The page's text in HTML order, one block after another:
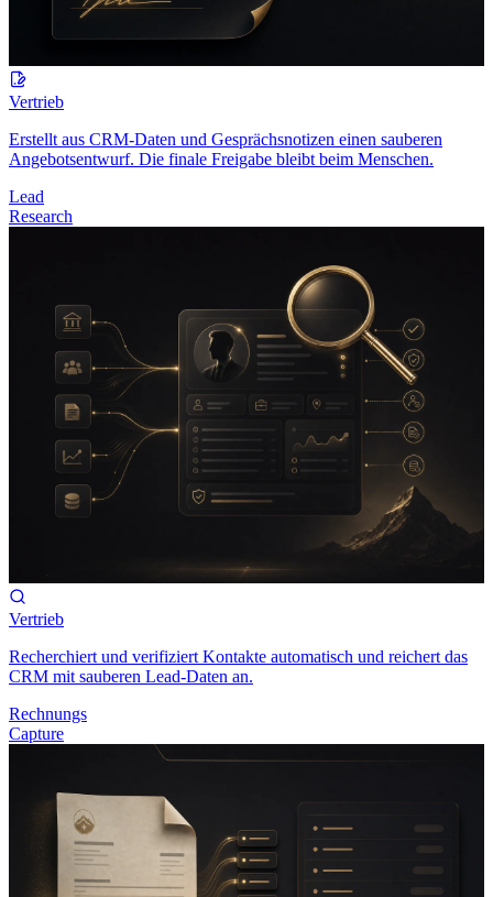
Vertrieb
Erstellt aus CRM-Daten und Gesprächsnotizen einen sauberen
Angebotsentwurf. Die finale Freigabe bleibt beim Menschen.
Lead
Research
Vertrieb
Recherchiert und verifiziert Kontakte automatisch und reichert das
CRM mit sauberen Lead-Daten an.
Rechnungs
Capture